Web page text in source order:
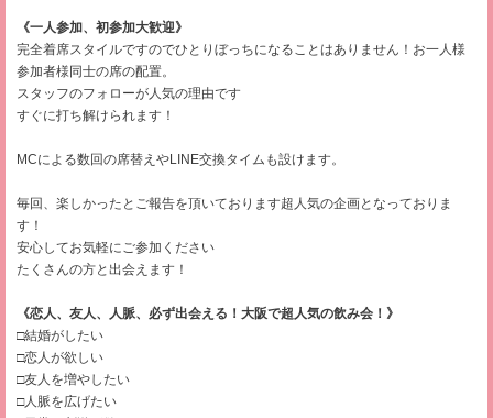
《一人参加、初参加大歓迎》
完全着席スタイルですのでひとりぼっちになることはありません！お一人様
参加者様同士の席の配置。
スタッフのフォローが人気の理由です
すぐに打ち解けられます！
MCによる数回の席替えやLINE交換タイムも設けます。
毎回、楽しかったとご報告を頂いております超人気の企画となっておりま
す！
安心してお気軽にご参加ください
たくさんの方と出会えます！
《恋人、友人、人脈、必ず出会える！大阪で超人気の飲み会！》
□結婚がしたい
□恋人が欲しい
□友人を増やしたい
□人脈を広げたい